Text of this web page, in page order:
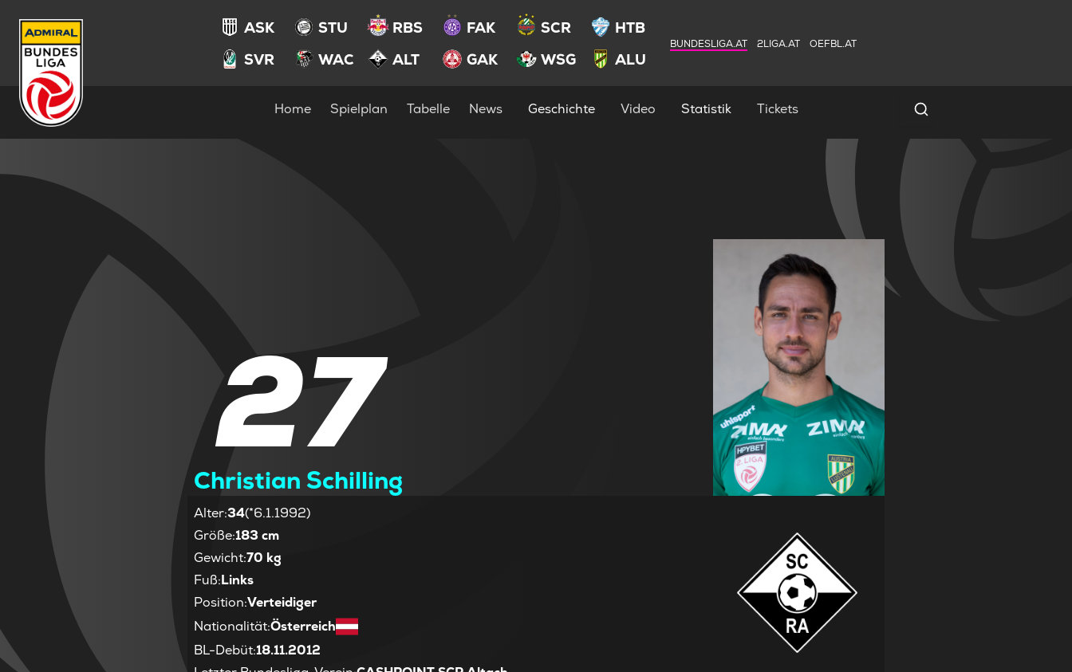
ASK STU RBS FAK SCR
HTB
SVR
WAC ALT GAK WSG ALU
BUNDESLIGA.AT 2LIGA.AT OEFBL.AT
Home Spielplan Tabelle News Geschichte Video Statistik Tickets Spielersuche
27
Christian Schilling
Alter:34(*6.1.1992)
Größe:183 cm
Gewicht:70 kg
Fuß:Links
Position:Verteidiger
Nationalität:Österreich
BL-Debüt:18.11.2012